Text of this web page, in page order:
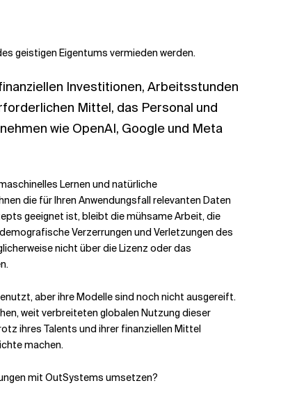
geistigen Eigentums vermieden werden.
Investitionen, Arbeitsstunden
Mittel, das Personal und
wie OpenAI, Google und Meta
Lernen und natürliche
die für Ihren Anwendungsfall relevanten Daten
geeignet ist, bleibt die mühsame Arbeit, die
Verzerrungen und Verletzungen des
nicht über die Lizenz oder das
aber ihre Modelle sind noch nicht ausgereift.
weit verbreiteten globalen Nutzung dieser
ihres Talents und ihrer finanziellen Mittel
machen.
mit OutSystems umsetzen?